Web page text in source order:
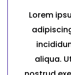
Lorem
aliqua.